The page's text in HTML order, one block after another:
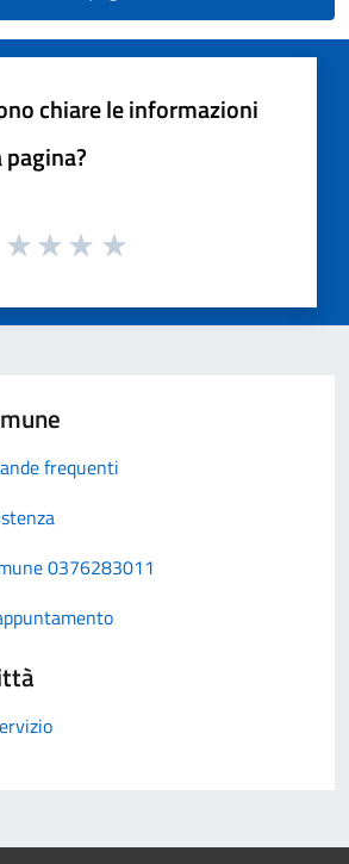
chiare le informazioni
frequenti
0376283011